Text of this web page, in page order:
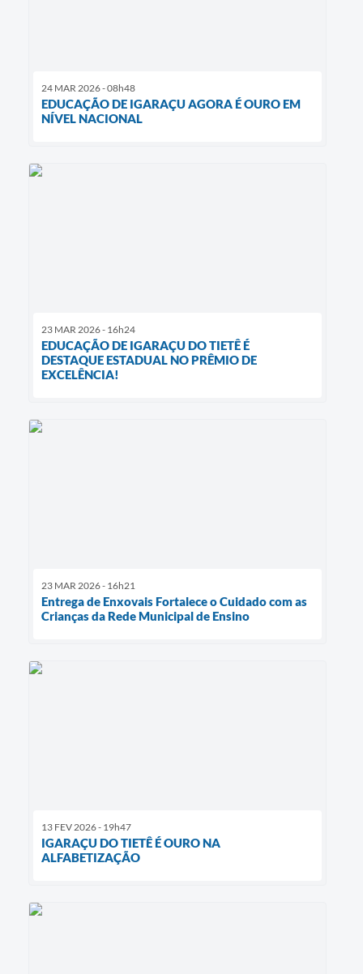
24 MAR 2026 - 08h48
EDUCAÇÃO DE IGARAÇU AGORA É OURO EM
NÍVEL NACIONAL
23 MAR 2026 - 16h24
EDUCAÇÃO DE IGARAÇU DO TIETÊ É
DESTAQUE ESTADUAL NO PRÊMIO DE
EXCELÊNCIA!
23 MAR 2026 - 16h21
Entrega de Enxovais Fortalece o Cuidado com as
Crianças da Rede Municipal de Ensino
13 FEV 2026 - 19h47
IGARAÇU DO TIETÊ É OURO NA
ALFABETIZAÇÃO